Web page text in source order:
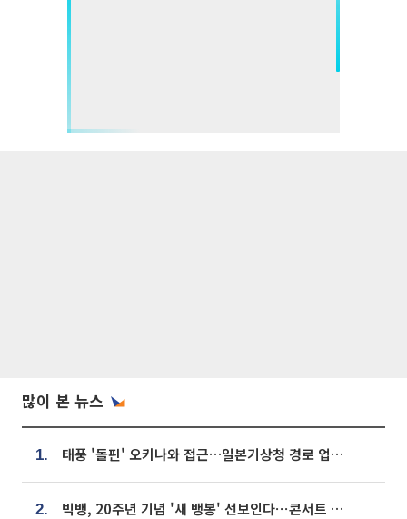
많이 본 뉴스
1. 태풍 '돌핀' 오키나와 접근…일본기상청 경로 업데이트
2. 빅뱅, 20주년 기념 '새 뱅봉' 선보인다⋯콘서트 앞두고 팝업 개최